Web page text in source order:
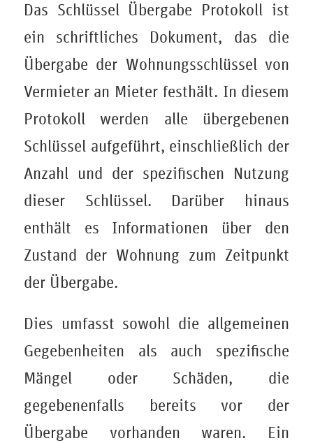
Das Schlüssel Übergabe Protokoll ist
ein schriftliches Dokument, das die
Übergabe der Wohnungsschlüssel von
Vermieter an Mieter festhält. In diesem
Protokoll werden alle übergebenen
Schlüssel aufgeführt, einschließlich der
Anzahl und der spezifischen Nutzung
dieser Schlüssel. Darüber hinaus
enthält es Informationen über den
Zustand der Wohnung zum Zeitpunkt
der Übergabe.
Dies umfasst sowohl die allgemeinen
Gegebenheiten als auch spezifische
Mängel oder Schäden, die
gegebenenfalls bereits vor der
Übergabe vorhanden waren. Ein